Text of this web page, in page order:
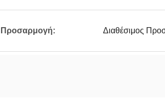
Προσαρμογή: Διαθέσιμος